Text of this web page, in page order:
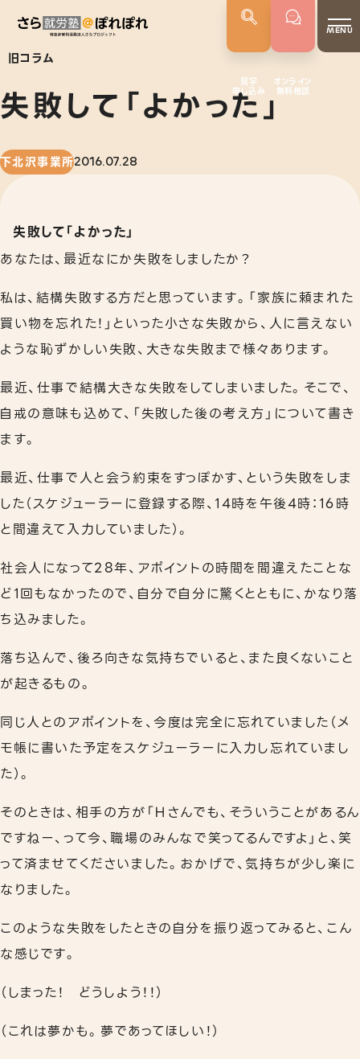
MENU
さらぽれについて
就労実績
代表者あいさつ
サービス
就労移行支援
就労定着支援
若年者就労支援
企業向けサービス
リワークプログラム
相談支援
事業所案内
下北沢事業所
秋葉原事業所
職員紹介
よくあるご質問
見学
申し込み
オンライン
無料相談
旧コラム
失敗して「よかった」
下北沢事業所2016.07.28
失敗して「よかった」
あなたは、最近なにか失敗をしましたか？
私は、結構失敗する方だと思っています。「家族に頼まれた
買い物を忘れた！」といった小さな失敗から、人に言えない
ような恥ずかしい失敗、大きな失敗まで様々あります。
最近、仕事で結構大きな失敗をしてしまいました。そこで、
自戒の意味も込めて、「失敗した後の考え方」について書き
ます。
最近、仕事で人と会う約束をすっぽかす、という失敗をしま
した（スケジューラーに登録する際、14時を午後4時：16時
と間違えて入力していました）。
社会人になって28年、アポイントの時間を間違えたことな
ど1回もなかったので、自分で自分に驚くとともに、かなり落
ち込みました。
落ち込んで、後ろ向きな気持ちでいると、また良くないこと
が起きるもの。
同じ人とのアポイントを、今度は完全に忘れていました（メ
モ帳に書いた予定をスケジューラーに入力し忘れていまし
た）。
そのときは、相手の方が「Ｈさんでも、そういうことがあるん
ですねー、って今、職場のみんなで笑ってるんですよ」と、笑
って済ませてくださいました。おかげで、気持ちが少し楽に
なりました。
このような失敗をしたときの自分を振り返ってみると、こん
な感じです。
（しまった！ どうしよう！！）
（これは夢かも。夢であってほしい！）